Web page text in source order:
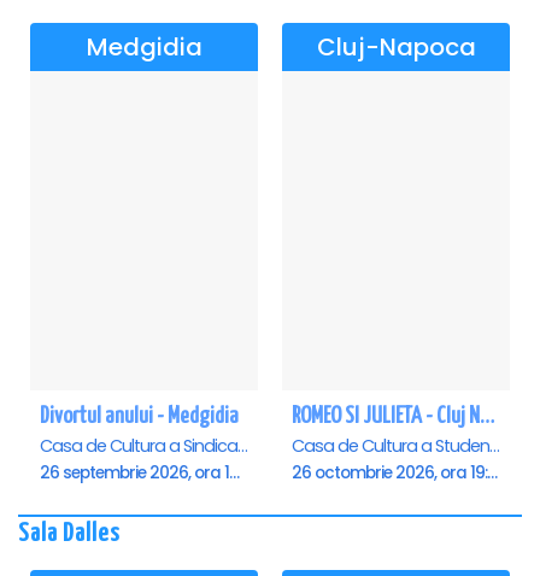
Medgidia
Divortul anului - Medgidia
Casa de Cultura a Sindicatelor Lucian Grigorescu, Medgidia
26 septembrie 2026, ora 19:00
Cluj-Napoca
ROMEO SI JULIETA - Cluj Napoca
Casa de Cultura a Studentilor Dumitru Farcas, Cluj-Napoca
26 octombrie 2026, ora 19:00
Sala Dalles